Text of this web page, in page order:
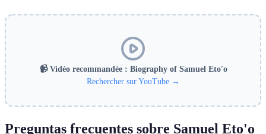
📹 Vidéo recommandée : Biography of Samuel Eto'o
Rechercher sur YouTube →
Preguntas frecuentes sobre Samuel Eto'o